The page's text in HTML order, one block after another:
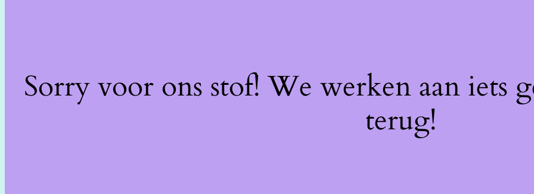
Sorry voor ons stof! We werken aan iets
terug!